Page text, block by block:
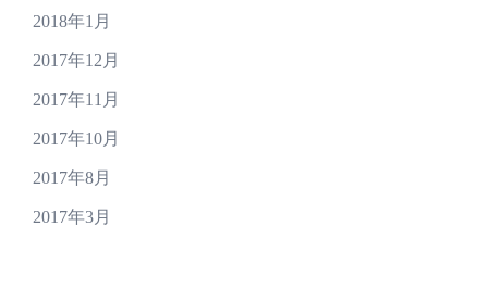
2018年1月
2017年12月
2017年11月
2017年10月
2017年8月
2017年3月